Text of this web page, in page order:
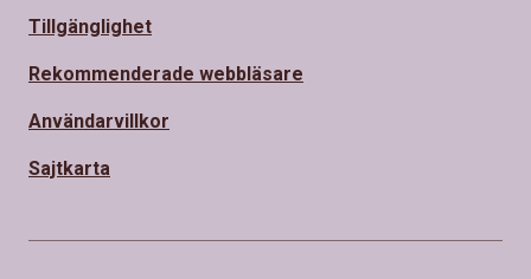
Tillgänglighet
Rekommenderade webbläsare
Användarvillkor
Sajtkarta